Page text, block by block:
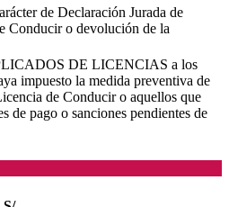
de Declaración Jurada de
Conducir o devolución de la
DE LICENCIAS a los
impuesto la medida preventiva de
de Conducir o aquellos que
de pago o sanciones pendientes de